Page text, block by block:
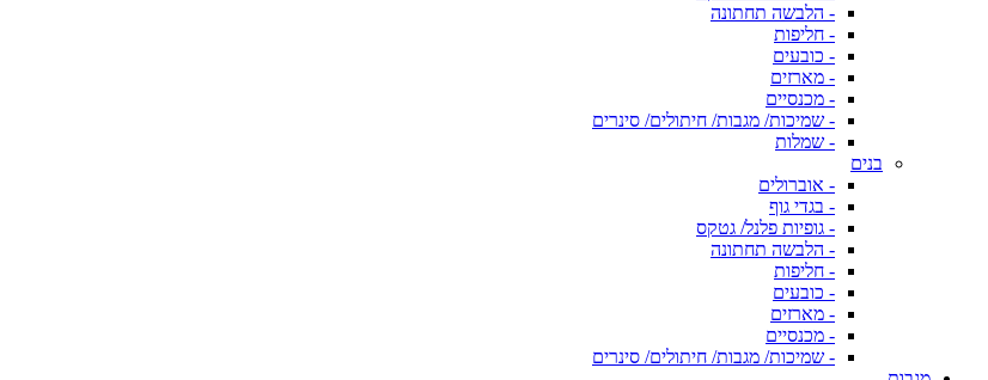
- הלבשה תחתונה
- חליפות
- כובעים
- מארזים
- מכנסיים
- שמיכות/ מגבות/ חיתולים/ סינרים
- שמלות
בנים
- אוברולים
- בגדי גוף
- גופיות פלנל/ גטקס
- הלבשה תחתונה
- חליפות
- כובעים
- מארזים
- מכנסיים
- שמיכות/ מגבות/ חיתולים/ סינרים